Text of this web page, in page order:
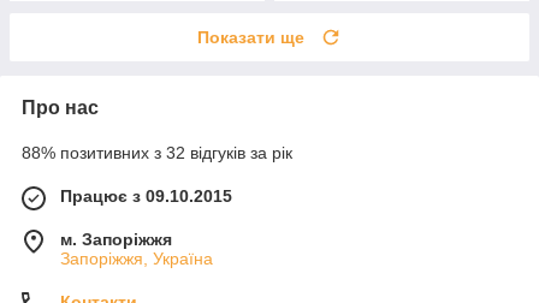
Показати ще
Про нас
88% позитивних з 32 відгуків за рік
Працює з 09.10.2015
м. Запоріжжя
Запоріжжя, Україна